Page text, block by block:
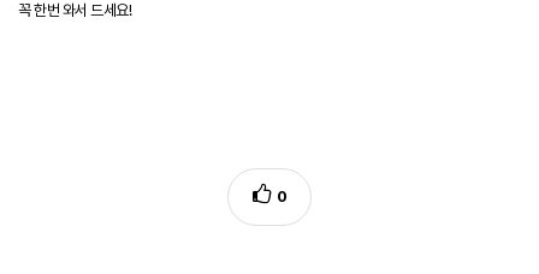
꼭 한번 와서 드세요!
0